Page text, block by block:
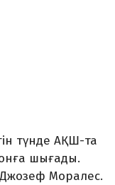
түнде АҚШ-та
шығады.
Моралес.